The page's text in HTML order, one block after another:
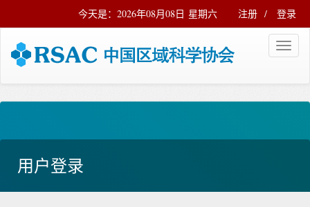
注册 / 登录
今天是：2026年08月08日 星期六
用户登录